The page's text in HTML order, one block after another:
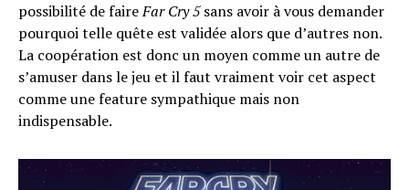
possibilité de faireFar Cry 5sans avoir à vous demander
pourquoi telle quête est validée alors que d’autres non.
La coopération est donc un moyen comme un autre de
s’amuser dans le jeu et il faut vraiment voir cet aspect
comme une feature sympathique mais non
indispensable.